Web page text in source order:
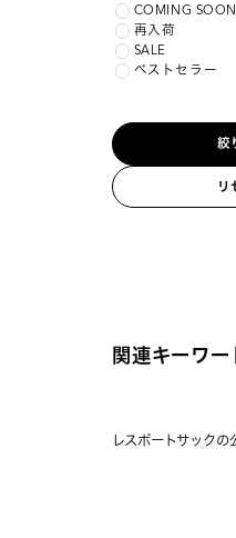
COMING SOON
再入荷
SALE
ベストセラー
絞
リ
関連キーワー
レスポートサック